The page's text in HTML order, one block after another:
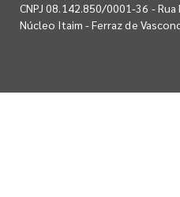
CNPJ 08.142.850/0001-36 -
Núcleo Itaim - Ferraz de